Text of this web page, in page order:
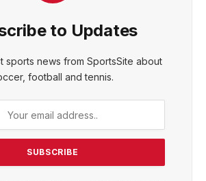
to Updates
sports news from SportsSite about
football and tennis.